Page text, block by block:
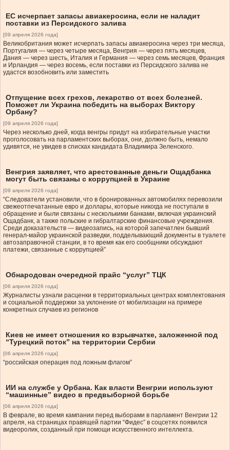
ЕС исчерпает запасы авиакеросина, если не наладит
поставки из Персидского залива
[09 апреля 2026 года]
Великобритания может исчерпать запасы авиакеросина через три месяца,
Португалия — через четыре месяца, Венгрия — через пять месяцев,
Дания — через шесть, Италия и Германия — через семь месяцев, Франция
и Ирландия — через восемь, если поставки из Персидского залива не
удастся возобновить или заместить
Отпущение всех грехов, лекарство от всех болезней.
Поможет ли Украина победить на выборах Виктору
Орбану?
[09 апреля 2026 года]
Через несколько дней, когда венгры придут на избирательные участки
проголосовать на парламентских выборах, они, должно быть, немало
удивятся, не увидев в списках кандидата Владимира Зеленского.
Венгрия заявляет, что арестованные деньги Ощадбанка
могут быть связаны с коррупцией в Украине
[09 апреля 2026 года]
“Следователи установили, что в бронированных автомобилях перевозили
свежеотпечатанные евро и доллары, которые никогда не поступали в
обращение и были связаны с несколькими банками, включая украинский
Ощадбанк, а также польские и гибралтарские финансовые учреждения.
Среди доказательств — видеозапись, на которой запечатлен бывший
генерал-майор украинской разведки, подделывающий документы в туалете
автозаправочной станции, в то время как его сообщники обсуждают
платежи, связанные с коррупцией”
Обнародован очередной прайс “услуг” ТЦК
[06 апреля 2026 года]
Журналисты узнали расценки в территориальных центрах комплектования
и социальной поддержки за уклонение от мобилизации на примере
конкретных случаев из регионов
Киев не имеет отношения ко взрывчатке, заложенной под
“Турецкий поток” на территории Сербии
[06 апреля 2026 года]
“российская операция под ложным флагом”
ИИ на службе у Орбана. Как власти Венгрии используют
“машинные” видео в предвыборной борьбе
[06 апреля 2026 года]
В феврале, во время кампании перед выборами в парламент Венгрии 12
апреля, на страницах правящей партии “Фидес” в соцсетях появился
видеоролик, созданный при помощи искусственного интеллекта.